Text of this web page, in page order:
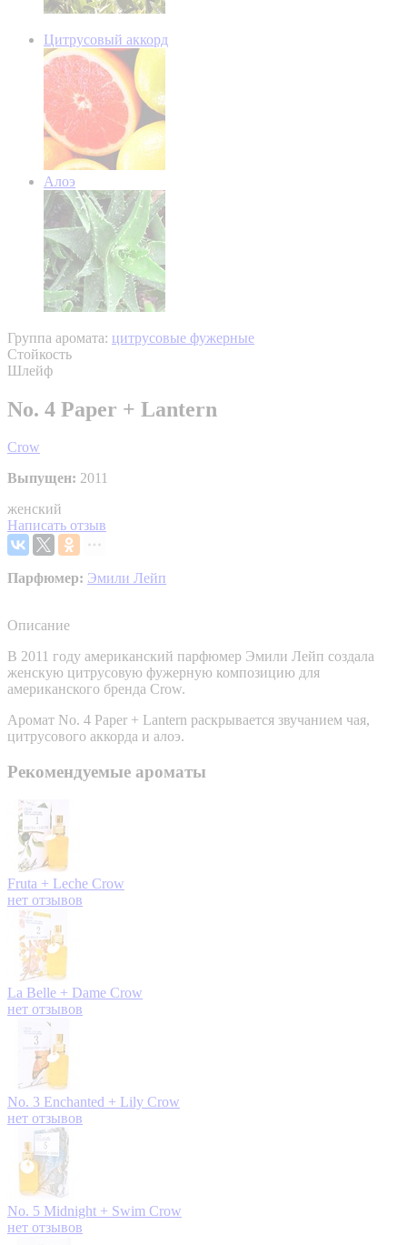
Цитрусовый аккорд
Алоэ
Группа аромата: цитрусовые фужерные
Стойкость
Шлейф
No. 4 Paper + Lantern
Crow
Выпущен: 2011
женский
Написать отзыв
Парфюмер: Эмили Лейп
Описание
В 2011 году американский парфюмер Эмили Лейп создала
женскую цитрусовую фужерную композицию для
американского бренда Crow.
Аромат No. 4 Paper + Lantern раскрывается звучанием чая,
цитрусового аккорда и алоэ.
Рекомендуемые ароматы
Fruta + Leche Crow
нет отзывов
La Belle + Dame Crow
нет отзывов
No. 3 Enchanted + Lily Crow
нет отзывов
No. 5 Midnight + Swim Crow
нет отзывов